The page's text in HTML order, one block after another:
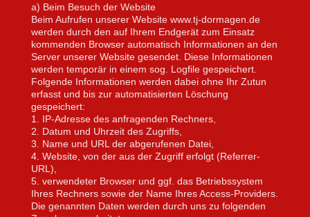
a) Beim Besuch der Website
Beim Aufrufen unserer Website www.tj-dormagen.de
werden durch den auf Ihrem Endgerät zum Einsatz
kommenden Browser automatisch Informationen an den
Server unserer Website gesendet. Diese Informationen
werden temporär in einem sog. Logfile gespeichert.
Folgende Informationen werden dabei ohne Ihr Zutun
erfasst und bis zur automatisierten Löschung
gespeichert:
1. IP-Adresse des anfragenden Rechners,
2. Datum und Uhrzeit des Zugriffs,
3. Name und URL der abgerufenen Datei,
4. Website, von der aus der Zugriff erfolgt (Referrer-
URL),
5. verwendeter Browser und ggf. das Betriebssystem
Ihres Rechners sowie der Name Ihres Access-Providers.
Die genannten Daten werden durch uns zu folgenden